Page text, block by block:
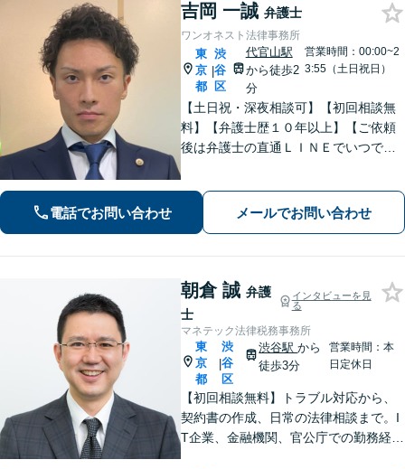
吉岡 一誠 弁護士
ワンオネスト法律事務所
東
京
都
|
渋
谷
区
代官山駅
から徒歩2
分
営業時間：00:00~2
3:55（土日祝日）
【土日祝・深夜相談可】【初回相談無
料】【弁護士歴１０年以上】【ご依頼
後は弁護士の直通ＬＩＮＥでいつでも
ワークトラブルに注力】
電話でお問い合わせ メールでお問い合わせ
朝倉 誠 弁護
士
インタビューを見
る
マネテック法律税務事務所
東
京
都
|
渋
谷
区
渋谷駅から
徒歩3分
営業時間：本
日定休日
【初回相談無料】トラブル対応から、
契約書の作成、日常の法律相談まで。I
T企業、金融機関、官公庁での勤務経験